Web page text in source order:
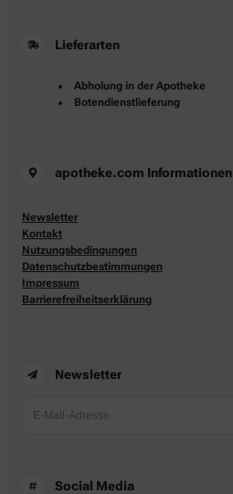
Lieferarten
Abholung in der Apotheke
Botendienstlieferung
apotheke.com Informationen
Newsletter
Kontakt
Nutzungsbedingungen
Datenschutzbestimmungen
Impressum
Barrierefreiheitserklärung
Newsletter
Social Media